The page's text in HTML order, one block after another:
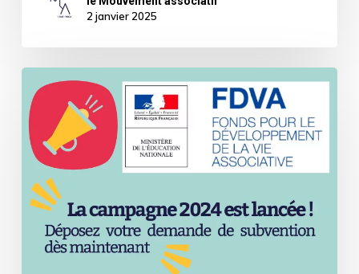
2 janvier 2025
associative
Campagne
2024
du
Fonds